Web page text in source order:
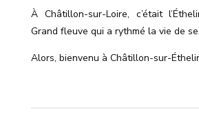
À Châtillon-sur-Loire, c’était
Grand fleuve qui a rythmé la vie de
Alors, bienvenu à Châtillon-sur-